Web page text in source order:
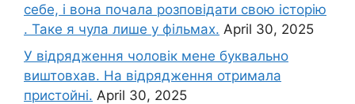
себе, і вона почала розповідати свою історію
. Таке я чула лише у фільмах. April 30, 2025
У відрядження чоловік мене буквально
виштовхав. На відрядження отримала
пристойні. April 30, 2025